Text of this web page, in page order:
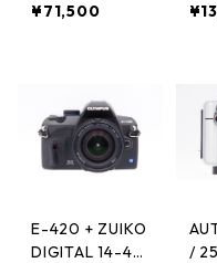
¥71,500
品
E-420 + ZUIKO
DIGITAL 14-42
/